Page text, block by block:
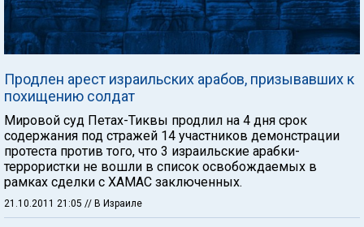
Продлен арест израильских арабов, призывавших к
похищению солдат
Мировой суд Петах-Тиквы продлил на 4 дня срок
содержания под стражей 14 участников демонстрации
протеста против того, что 3 израильские арабки-
террористки не вошли в список освобождаемых в
рамках сделки с ХАМАС заключенных.
21.10.2011 21:05 // В Израиле